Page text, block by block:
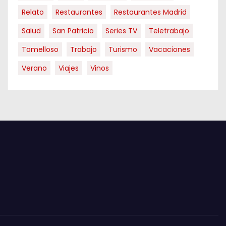
Relato Restaurantes
Restaurantes Madrid
Salud
San Patricio Series TV
Teletrabajo
Tomelloso
Trabajo Turismo
Vacaciones
Verano
Viajes Vinos